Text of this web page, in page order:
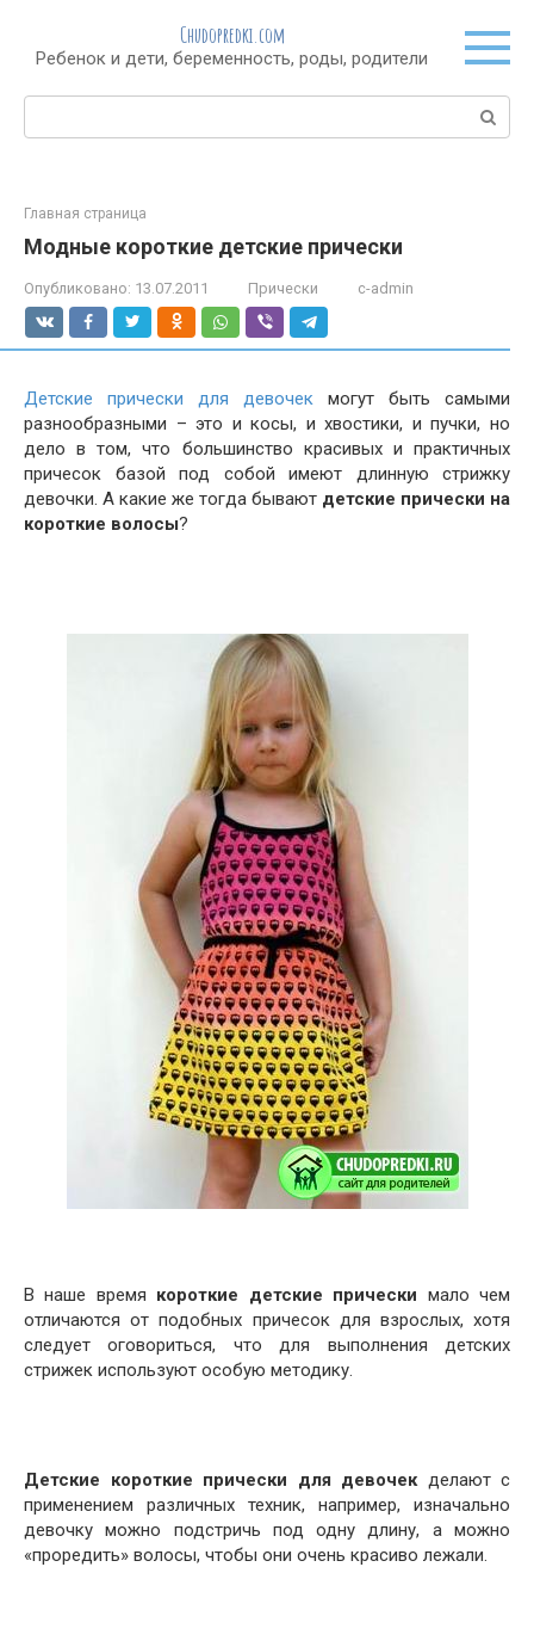
контенту
Chudopredki.com
Ребенок и дети, беременность, роды, родители
Поиск:
Главная страница
Модные короткие детские прически
Опубликовано: 13.07.2011 Прически c-admin
Детские прически для девочек могут быть самыми
разнообразными – это и косы, и хвостики, и пучки, но
дело в том, что большинство красивых и практичных
причесок базой под собой имеют длинную стрижку
девочки. А какие же тогда бывают детские прически на
короткие волосы?
В наше время короткие детские прически мало чем
отличаются от подобных причесок для взрослых, хотя
следует оговориться, что для выполнения детских
стрижек используют особую методику.
Детские короткие прически для девочекделают с
применением различных техник, например, изначально
девочку можно подстричь под одну длину, а можно
«проредить» волосы, чтобы они очень красиво лежали.